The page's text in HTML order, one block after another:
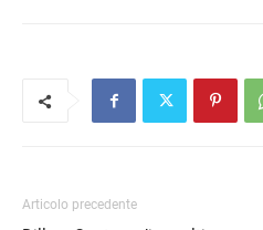
Articolo precedente